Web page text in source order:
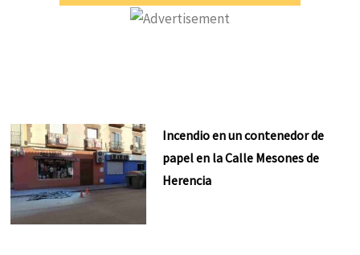
Incendio en un contenedor de
papel en la Calle Mesones de
Herencia